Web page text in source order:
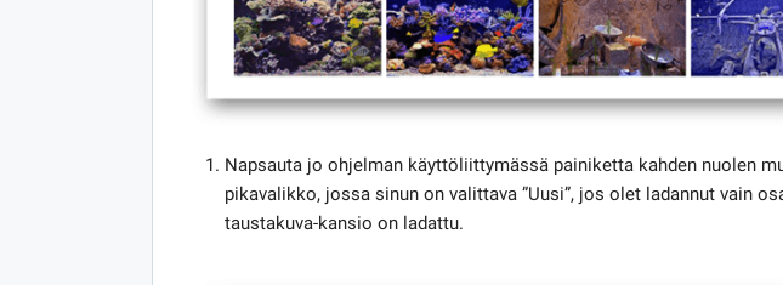
Napsauta jo ohjelman käyttöliittymässä painiketta kahden nuolen
pikavalikko, jossa sinun on valittava ”Uusi”, jos olet ladannut vain
taustakuva-kansio on ladattu.